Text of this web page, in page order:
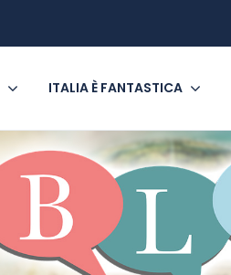
ITALIA È FANTASTICA